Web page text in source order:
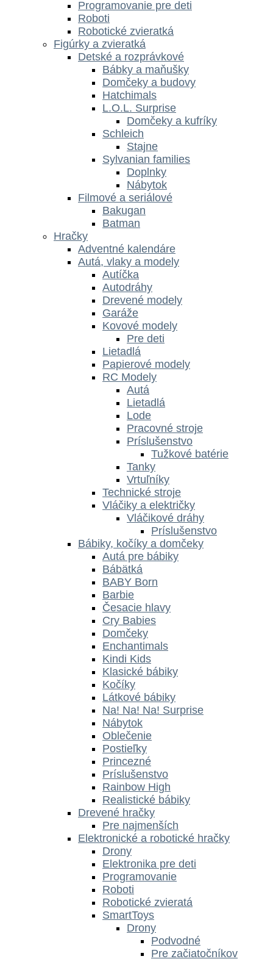
Programovanie pre deti
Roboti
Robotické zvieratká
Figúrky a zvieratká
Detské a rozprávkové
Bábky a maňušky
Domčeky a budovy
Hatchimals
L.O.L. Surprise
Domčeky a kufríky
Schleich
Stajne
Sylvanian families
Doplnky
Nábytok
Filmové a seriálové
Bakugan
Batman
Hračky
Adventné kalendáre
Autá, vlaky a modely
Autíčka
Autodráhy
Drevené modely
Garáže
Kovové modely
Pre deti
Lietadlá
Papierové modely
RC Modely
Autá
Lietadlá
Lode
Pracovné stroje
Príslušenstvo
Tužkové batérie
Tanky
Vrtuľníky
Technické stroje
Vláčiky a električky
Vláčikové dráhy
Príslušenstvo
Bábiky, kočíky a domčeky
Autá pre bábiky
Bábätká
BABY Born
Barbie
Česacie hlavy
Cry Babies
Domčeky
Enchantimals
Kindi Kids
Klasické bábiky
Kočíky
Látkové bábiky
Na! Na! Na! Surprise
Nábytok
Oblečenie
Postieľky
Princezné
Príslušenstvo
Rainbow High
Realistické bábiky
Drevené hračky
Pre najmenších
Elektronické a robotické hračky
Drony
Elektronika pre deti
Programovanie
Roboti
Robotické zvieratá
SmartToys
Drony
Podvodné
Pre začiatočníkov